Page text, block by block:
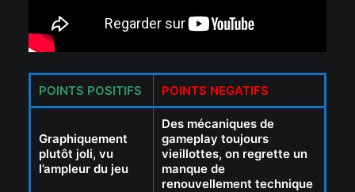
POINTS POSITIFS POINTS NEGATIFS
Graphiquement
plutôt joli, vu
l’ampleur du jeu
Des mécaniques de
gameplay toujours
vieillottes, on regrette un
manque de
renouvellement technique